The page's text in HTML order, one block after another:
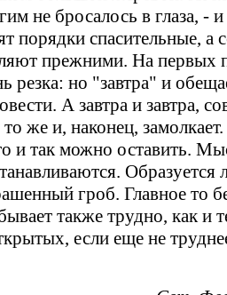
не бросалось в глаза, - и
порядки спасительные, а
прежними. На первых
резка: но "завтра" и
А завтра и завтра,
то же и, наконец,
и так можно оставить.
гроб. Главное то
также трудно, как и
если еще не